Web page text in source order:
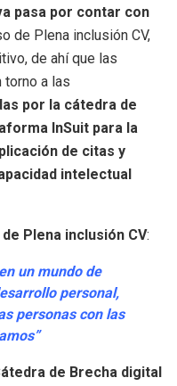
pasa por contar con
de Plena inclusión CV,
de ahí que las
torno a las
por la cátedra de
InSuit para la
de citas y
intelectual
Plena inclusión CV:
un mundo de
personal,
personas con las
de Brecha digital